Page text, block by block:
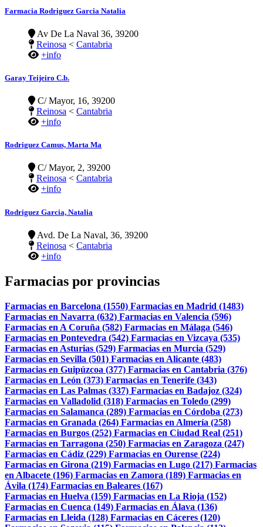
Farmacia Rodriguez Garcia Natalia
Av De La Naval 36, 39200
Reinosa < Cantabria
+info
Garay Teijeiro C.b.
C/ Mayor, 16, 39200
Reinosa < Cantabria
+info
Rodriguez Camus, Marta Ma
C/ Mayor, 2, 39200
Reinosa < Cantabria
+info
Rodriguez Garcia, Natalia
Avd. De La Naval, 36, 39200
Reinosa < Cantabria
+info
Farmacias por provincias
Farmacias en Barcelona (1550) Farmacias en Madrid (1483)
Farmacias en Navarra (632) Farmacias en Valencia (596)
Farmacias en A Coruña (582) Farmacias en Málaga (546)
Farmacias en Pontevedra (542) Farmacias en Vizcaya (535)
Farmacias en Asturias (529) Farmacias en Murcia (529)
Farmacias en Sevilla (501) Farmacias en Alicante (483)
Farmacias en Guipúzcoa (377) Farmacias en Cantabria (376)
Farmacias en León (373) Farmacias en Tenerife (343)
Farmacias en Las Palmas (337) Farmacias en Badajoz (324)
Farmacias en Valladolid (318) Farmacias en Toledo (299)
Farmacias en Salamanca (289) Farmacias en Córdoba (273)
Farmacias en Granada (264) Farmacias en Almería (258)
Farmacias en Burgos (252) Farmacias en Ciudad Real (251)
Farmacias en Tarragona (250) Farmacias en Zaragoza (247)
Farmacias en Cádiz (229) Farmacias en Ourense (224)
Farmacias en Girona (219) Farmacias en Lugo (217) Farmacias
en Albacete (196) Farmacias en Zamora (189) Farmacias en
Ávila (174) Farmacias en Baleares (167)
Farmacias en Huelva (159) Farmacias en La Rioja (152)
Farmacias en Cuenca (149) Farmacias en Álava (136)
Farmacias en Lleida (128) Farmacias en Cáceres (120)